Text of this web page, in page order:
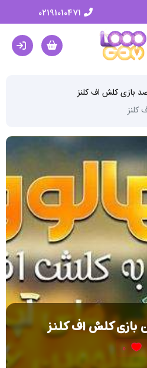
بازی کلش اف کلنز
کلنز
بازی کلش اف کلنز
0